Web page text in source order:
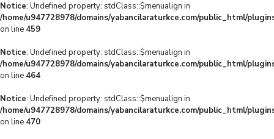
Notice: Undefined property: stdClass::$menualign in
/home/u947728978/domains/yabancilaraturkce.com/public_html/
on line 459
Notice: Undefined property: stdClass::$menualign in
/home/u947728978/domains/yabancilaraturkce.com/public_html/
on line 464
Notice: Undefined property: stdClass::$menualign in
/home/u947728978/domains/yabancilaraturkce.com/public_html/
on line 470